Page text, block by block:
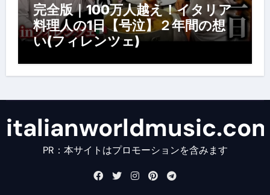
完全版｜100万人越え！イタリア
料理人の1日【号泣】２年間の想
い(フィレンツェ)
PR：本サイトはプロモーションを含みます